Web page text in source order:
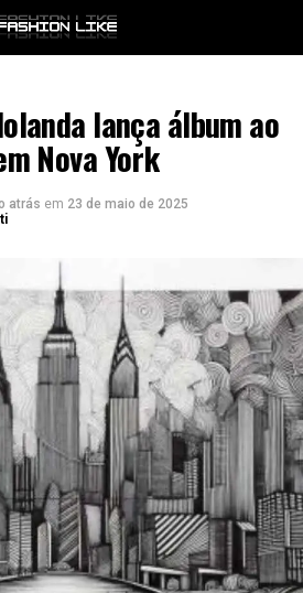
lança álbum ao
Nova York
atrás em 23 de maio de 2025